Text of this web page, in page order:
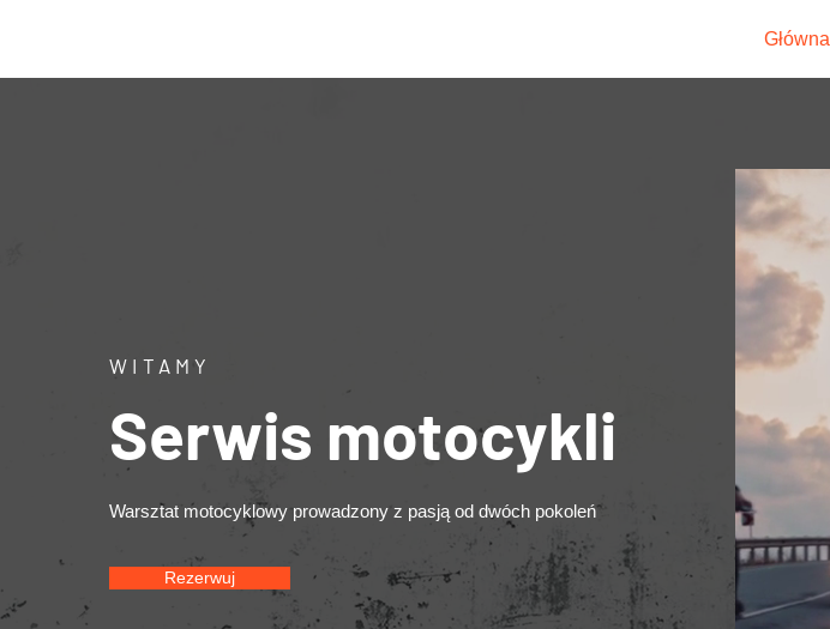
Główna
WITAMY
Serwis motocykli
Warsztat motocyklowy prowadzony z pasją od dwóch pokoleń
Rezerwuj